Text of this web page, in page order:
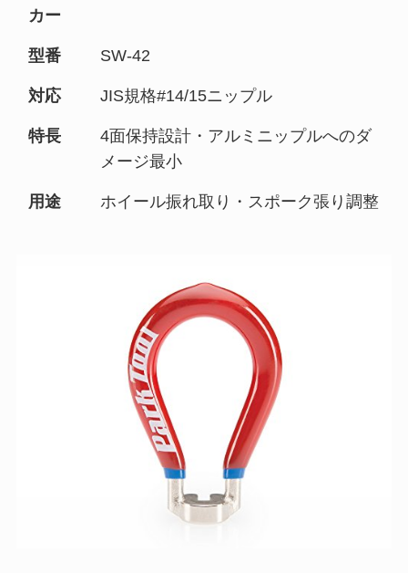
カー
型番 SW-42
対応 JIS規格#14/15ニップル
特長
4面保持設計・アルミニップルへのダ
メージ最小
用途 ホイール振れ取り・スポーク張り調整